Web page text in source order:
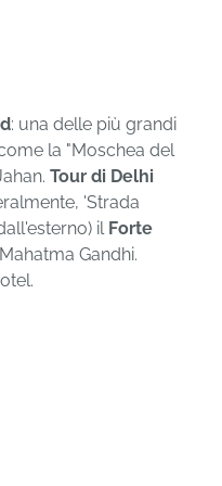
: una delle più grandi
la "Moschea del
Tour di Delhi
'Strada
il Forte
Gandhi.